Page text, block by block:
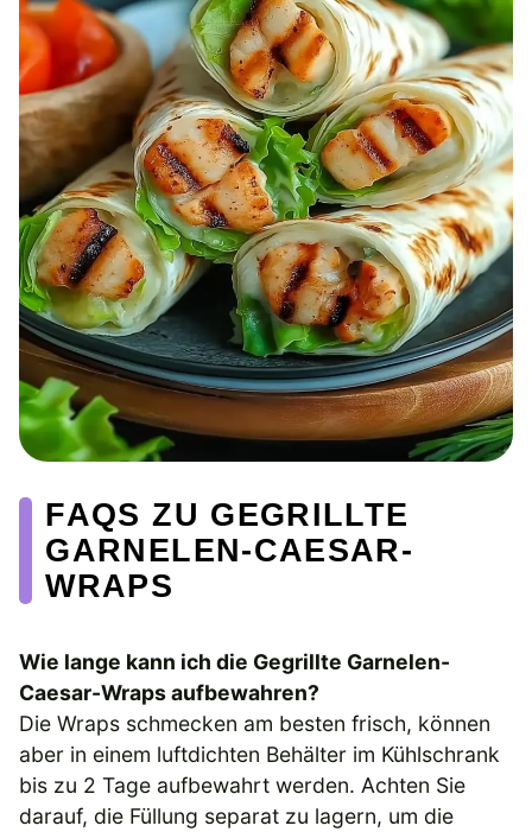
FAQS ZU GEGRILLTE
GARNELEN-CAESAR-
WRAPS
Wie lange kann ich die Gegrillte Garnelen-
Caesar-Wraps aufbewahren?
Die Wraps schmecken am besten frisch, können
aber in einem luftdichten Behälter im Kühlschrank
bis zu 2 Tage aufbewahrt werden. Achten Sie
darauf, die Füllung separat zu lagern, um die